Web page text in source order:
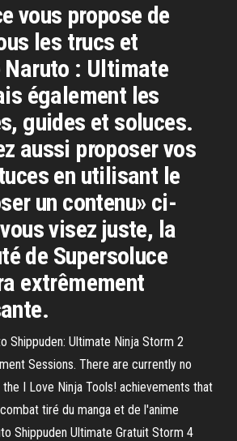
vous propose de
les trucs et
Naruto : Ultimate
également les
guides et soluces.
aussi proposer vos
en utilisant le
un contenu» ci-
visez juste, la
de Supersoluce
extrêmement
Shippuden: Ultimate Ninja Storm 2
Sessions. There are currently no
I Love Ninja Tools! achievements that
tiré du manga et de l'anime
Shippuden Ultimate Gratuit Storm 4